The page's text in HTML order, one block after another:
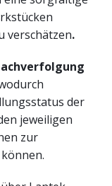
verschätzen.
der
jeweiligen
zur